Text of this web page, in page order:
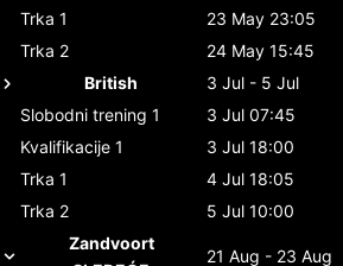
Trka 1
23 May 23:05
Trka 2
24 May 15:45
British
3 Jul - 5 Jul
Slobodni trening 1
3 Jul 07:45
Kvalifikacije 1
3 Jul 18:00
Trka 1
4 Jul 18:05
Trka 2
5 Jul 10:00
Zandvoort
21 Aug - 23 Aug